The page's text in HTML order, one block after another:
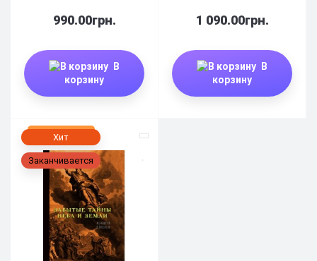
990.00грн.
В
корзину
1 090.00грн.
В
корзину
Нет в наличии
Хит
Заканчивается